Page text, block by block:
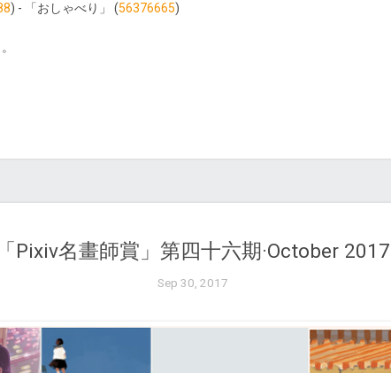
) - 「おしゃべり」 (56376665)
「Pixiv名畫師賞」第四十六期·October 2017
Sep 30, 2017